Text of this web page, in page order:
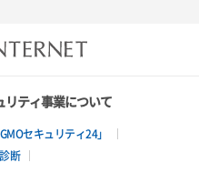
リティ事業について
セキュリティ24」
断